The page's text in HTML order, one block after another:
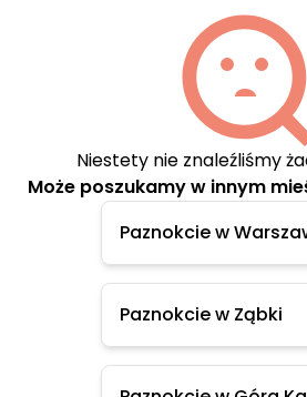
Niestety nie znaleźliśmy
Może poszukamy w innym
Paznokcie w
Paznokcie w Ząbki